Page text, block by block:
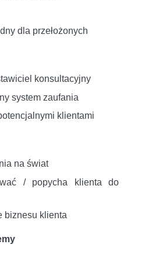
dla przełożonych
konsultacyjny
system zaufania
klientami
na świat
/ popycha klienta do
biznesu klienta